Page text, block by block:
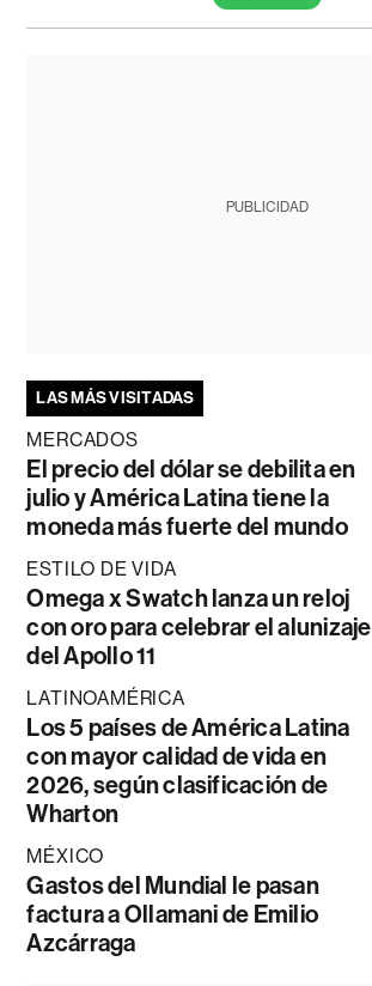
PUBLICIDAD
LAS MÁS VISITADAS
MERCADOS
El precio del dólar se debilita en
julio y América Latina tiene la
moneda más fuerte del mundo
ESTILO DE VIDA
Omega x Swatch lanza un reloj
con oro para celebrar el alunizaje
del Apollo 11
LATINOAMÉRICA
Los 5 países de América Latina
con mayor calidad de vida en
2026, según clasificación de
Wharton
MÉXICO
Gastos del Mundial le pasan
factura a Ollamani de Emilio
Azcárraga